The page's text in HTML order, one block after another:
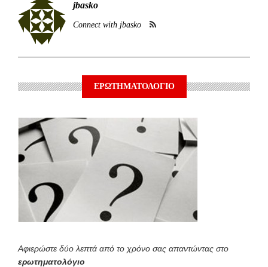
jbasko
Connect with jbasko
ΕΡΩΤΗΜΑΤΟΛΟΓΙΟ
Αφιερώστε δύο λεπτά από το χρόνο σας απαντώντας στο
ερωτηματολόγιο